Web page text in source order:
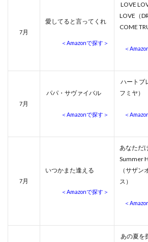
7月
愛してると言ってくれ
＜Amazonで探す＞
LOVE
LOVE（
COME
＜
7月
パパ・サヴァイバル
＜Amazonで探す＞
ハートブ
フミヤ）
＜
7月
いつかまた逢える
＜Amazonで探す＞
あなただ
Summer
（サザン
ス）
＜
あの夏を